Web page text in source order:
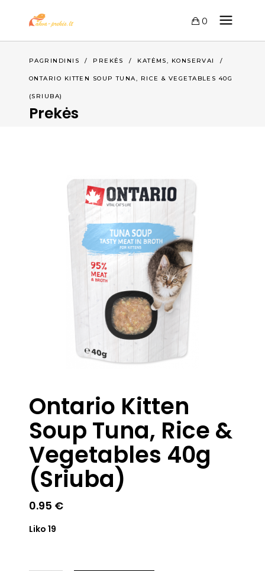
0
PAGRINDINIS / PREKĖS / KATĖMS, KONSERVAI /
ONTARIO KITTEN SOUP TUNA, RICE & VEGETABLES 40G
(SRIUBA)
Prekės
Ontario Kitten
Soup Tuna, Rice &
Vegetables 40g
(Sriuba)
0.95 €
Liko 19